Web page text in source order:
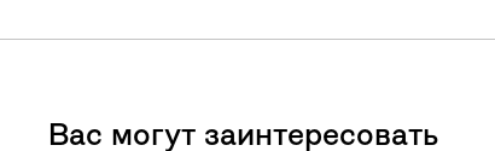
Вас могут заинтересовать